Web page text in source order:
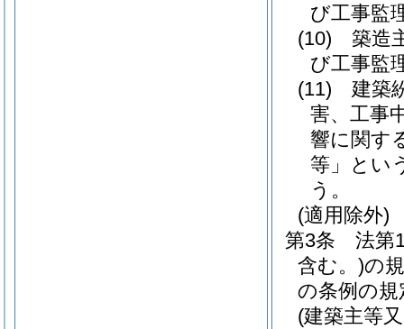
び工事監
(10)
築造
び工事監
(11)
建築
害、工事
響に関す
等」とい
う。
(適用除外)
第3条
法第
含む。)の
の条例の
(建築主等